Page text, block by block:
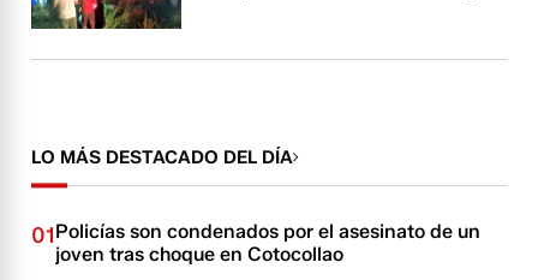
LO MÁS DESTACADO DEL DÍA
01Policías son condenados por el asesinato de un
joven tras choque en Cotocollao